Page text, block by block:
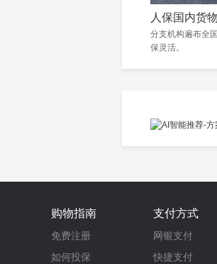
人保国内货
分支机构遍布全
保灵活。
购物指南
免费注册
如何投保
支付方式
网银支付
快捷支付